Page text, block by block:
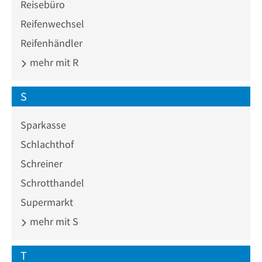
Reisebüro
Reifenwechsel
Reifenhändler
mehr mit R
S
Sparkasse
Schlachthof
Schreiner
Schrotthandel
Supermarkt
mehr mit S
T